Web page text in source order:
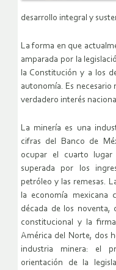
desarrollo integral y
La forma en que
amparada por la
la Constitución y a los
autonomía. Es necesario
verdadero interés
La minería es una
cifras del Banco de
ocupar el cuarto
superada por los
petróleo y las remesas.
la economía mexicana
década de los noventa,
constitucional y la
América del Norte, dos
industria minera: el
orientación de la